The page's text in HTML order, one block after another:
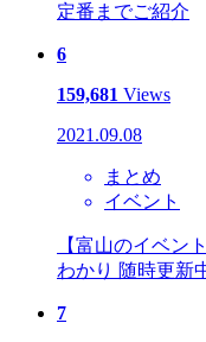
定番までご紹介
6
159,681 Views
2021.09.08
まとめ
イベント
【富山のイベン
わかり 随時更新
7